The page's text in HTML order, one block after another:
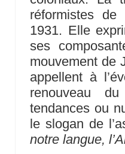
réformistes de
1931. Elle
ses
mouvement de
appellent à
renouveau
tendances ou
le slogan de
notre langue,